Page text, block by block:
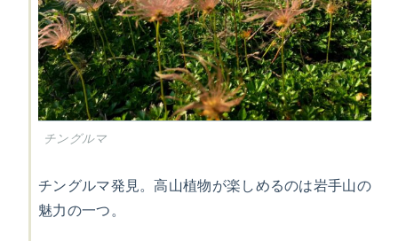
チングルマ
チングルマ発見。高山植物が楽しめるのは岩手山の
魅力の一つ。